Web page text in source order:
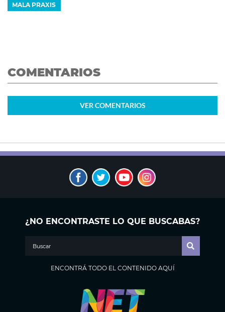
MALA PRAXIS
COMENTARIOS
VER COMENTARIOS
¿NO ENCONTRASTE LO QUE BUSCABAS?
ENCONTRÁ TODO EL CONTENIDO AQUÍ